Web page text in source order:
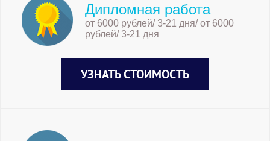
Дипломная работа
от 6000 рублей/ 3-21 дня/ от 6000
рублей/ 3-21 дня
УЗНАТЬ СТОИМОСТЬ